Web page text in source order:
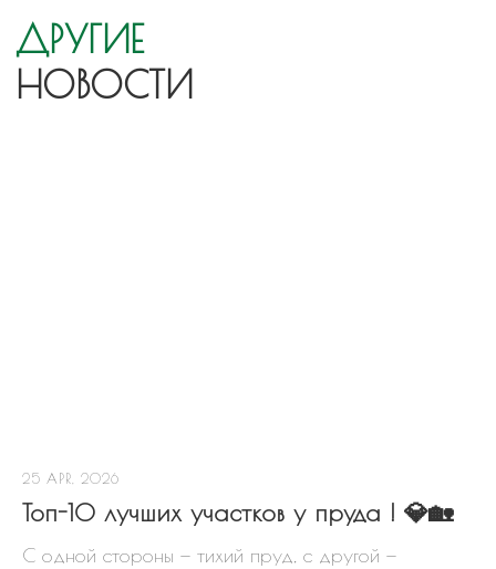
25 APR, 2026
Топ-10 лучших участков у пруда ! 💎🏡
С одной стороны — тихий пруд, с другой —